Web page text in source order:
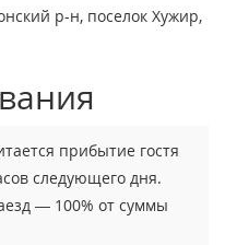
р-н, поселок Хужир,
прибытие гостя
следующего дня.
— 100% от суммы